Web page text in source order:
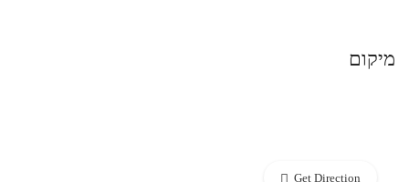
מיקום
Get Direction